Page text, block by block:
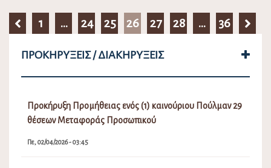
1 … 24 25 26 27 28 … 36
ΠΡΟΚΗΡΎΞΕΙΣ / ΔΙΑΚΗΡΎΞΕΙΣ
Προκήρυξη Προμήθειας ενός (1) καινούριου Πούλμαν 29
θέσεων Μεταφοράς Προσωπικού
Πε, 02/04/2026 - 03:45